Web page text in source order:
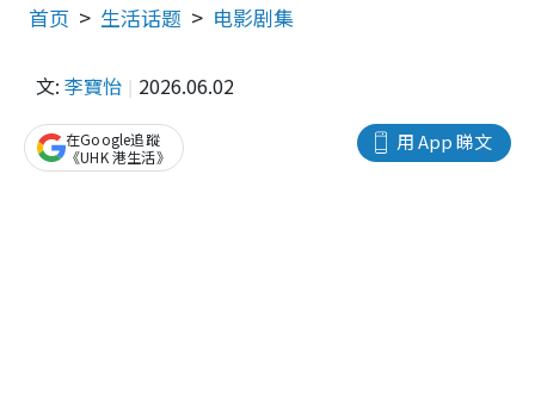
首页 生活话题 电影剧集
文: 李寶怡 2026.06.02
用 App 睇文
在Google追蹤
《UHK 港生活》